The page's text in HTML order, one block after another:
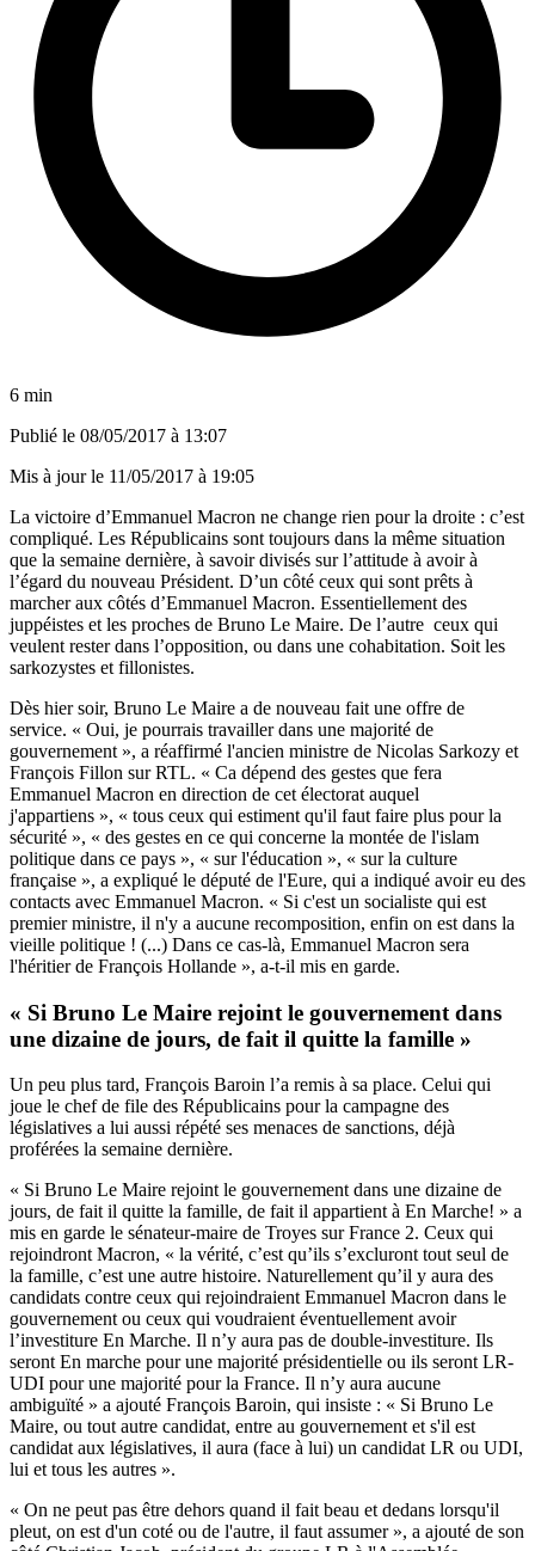
6 min
Publié le 08/05/2017 à 13:07
Mis à jour le 11/05/2017 à 19:05
La victoire d’Emmanuel Macron ne change rien pour la droite : c’est
compliqué. Les Républicains sont toujours dans la même situation
que la semaine dernière, à savoir divisés sur l’attitude à avoir à
l’égard du nouveau Président. D’un côté ceux qui sont prêts à
marcher aux côtés d’Emmanuel Macron. Essentiellement des
juppéistes et les proches de Bruno Le Maire. De l’autre ceux qui
veulent rester dans l’opposition, ou dans une cohabitation. Soit les
sarkozystes et fillonistes.
Dès hier soir, Bruno Le Maire a de nouveau fait une offre de
service. « Oui, je pourrais travailler dans une majorité de
gouvernement », a réaffirmé l'ancien ministre de Nicolas Sarkozy et
François Fillon sur RTL. « Ca dépend des gestes que fera
Emmanuel Macron en direction de cet électorat auquel
j'appartiens », « tous ceux qui estiment qu'il faut faire plus pour la
sécurité », « des gestes en ce qui concerne la montée de l'islam
politique dans ce pays », « sur l'éducation », « sur la culture
française », a expliqué le député de l'Eure, qui a indiqué avoir eu des
contacts avec Emmanuel Macron. « Si c'est un socialiste qui est
premier ministre, il n'y a aucune recomposition, enfin on est dans la
vieille politique ! (...) Dans ce cas-là, Emmanuel Macron sera
l'héritier de François Hollande », a-t-il mis en garde.
« Si Bruno Le Maire rejoint le gouvernement dans
une dizaine de jours, de fait il quitte la famille »
Un peu plus tard, François Baroin l’a remis à sa place. Celui qui
joue le chef de file des Républicains pour la campagne des
législatives a lui aussi répété ses menaces de sanctions, déjà
proférées la semaine dernière.
« Si Bruno Le Maire rejoint le gouvernement dans une dizaine de
jours, de fait il quitte la famille, de fait il appartient à En Marche! » a
mis en garde le sénateur-maire de Troyes sur France 2. Ceux qui
rejoindront Macron, « la vérité, c’est qu’ils s’excluront tout seul de
la famille, c’est une autre histoire. Naturellement qu’il y aura des
candidats contre ceux qui rejoindraient Emmanuel Macron dans le
gouvernement ou ceux qui voudraient éventuellement avoir
l’investiture En Marche. Il n’y aura pas de double-investiture. Ils
seront En marche pour une majorité présidentielle ou ils seront LR-
UDI pour une majorité pour la France. Il n’y aura aucune
ambiguïté » a ajouté François Baroin, qui insiste : « Si Bruno Le
Maire, ou tout autre candidat, entre au gouvernement et s'il est
candidat aux législatives, il aura (face à lui) un candidat LR ou UDI,
lui et tous les autres ».
« On ne peut pas être dehors quand il fait beau et dedans lorsqu'il
pleut, on est d'un coté ou de l'autre, il faut assumer », a ajouté de son